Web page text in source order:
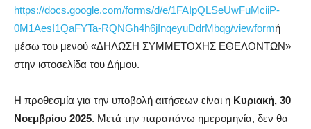
https://docs.google.com/forms/d/e/1FAIpQLSeUwFuMciiP-
0M1AesI1QaFYTa-RQNGh4h6jInqeyuDdrMbqg/viewformή
μέσω του μενού «ΔΗΛΩΣΗ ΣΥΜΜΕΤΟΧΗΣ ΕΘΕΛΟΝΤΩΝ»
στην ιστοσελίδα του Δήμου.
Η προθεσμία για την υποβολή αιτήσεων είναι η Κυριακή, 30
Νοεμβρίου 2025. Μετά την παραπάνω ημερομηνία, δεν θα